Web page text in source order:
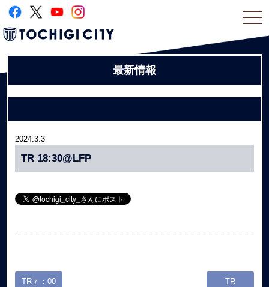
最新情報
2024.3.3
TR 18:30@LFP
TR７：00
TR